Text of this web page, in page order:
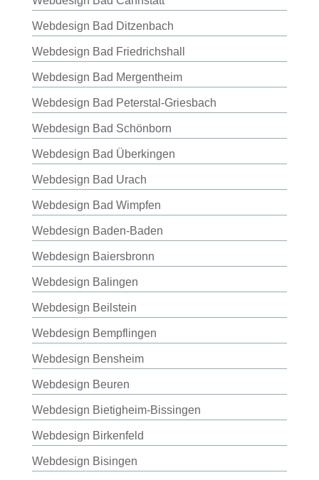
Webdesign Bad Ditzenbach
Webdesign Bad Friedrichshall
Webdesign Bad Mergentheim
Webdesign Bad Peterstal-Griesbach
Webdesign Bad Schönborn
Webdesign Bad Überkingen
Webdesign Bad Urach
Webdesign Bad Wimpfen
Webdesign Baden-Baden
Webdesign Baiersbronn
Webdesign Balingen
Webdesign Beilstein
Webdesign Bempflingen
Webdesign Bensheim
Webdesign Beuren
Webdesign Bietigheim-Bissingen
Webdesign Birkenfeld
Webdesign Bisingen